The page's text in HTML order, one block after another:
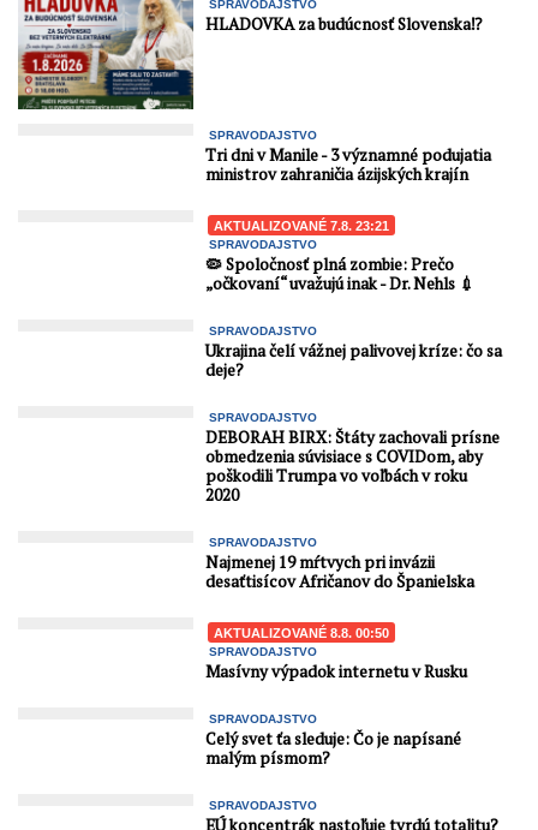
SPRAVODAJSTVO
HLADOVKA za budúcnosť Slovenska⁉️
SPRAVODAJSTVO
Tri dni v Manile - 3 významné podujatia
ministrov zahraničia ázijských krajín
AKTUALIZOVANÉ 7.8. 23:21
SPRAVODAJSTVO
🦠 Spoločnosť plná zombie: Prečo
„očkovaní“ uvažujú inak - Dr. Nehls 💉
SPRAVODAJSTVO
Ukrajina čelí vážnej palivovej kríze: čo sa
deje?
SPRAVODAJSTVO
DEBORAH BIRX: Štáty zachovali prísne
obmedzenia súvisiace s COVIDom, aby
poškodili Trumpa vo voľbách v roku
2020
SPRAVODAJSTVO
Najmenej 19 mŕtvych pri invázii
desaťtisícov Afričanov do Španielska
AKTUALIZOVANÉ 8.8. 00:50
SPRAVODAJSTVO
Masívny výpadok internetu v Rusku
SPRAVODAJSTVO
Celý svet ťa sleduje: Čo je napísané
malým písmom?
SPRAVODAJSTVO